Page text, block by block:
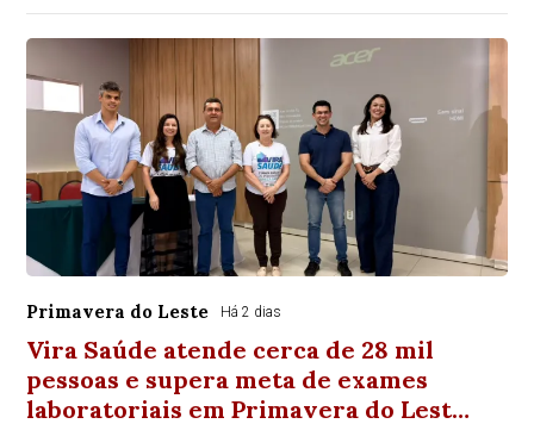
Primavera do Leste Há 2 dias
Vira Saúde atende cerca de 28 mil
pessoas e supera meta de exames
laboratoriais em Primavera do Lest…